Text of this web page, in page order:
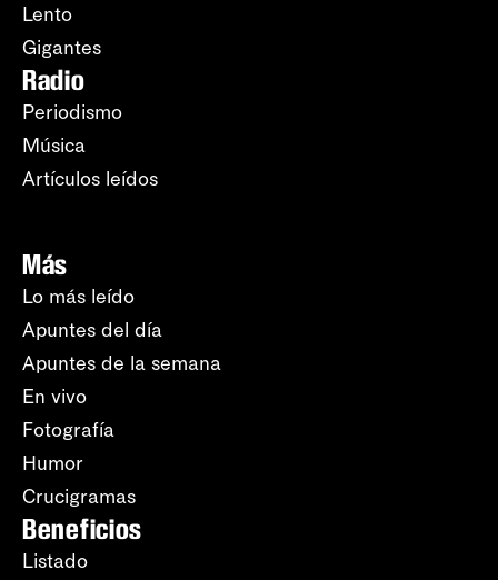
Lento
Gigantes
Radio
Periodismo
Música
Artículos leídos
Más
Lo más leído
Apuntes del día
Apuntes de la semana
En vivo
Fotografía
Humor
Crucigramas
Beneficios
Listado